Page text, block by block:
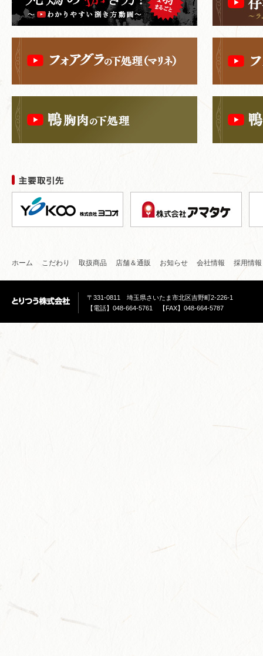
ホーム こだわり 取扱商品 店舗＆通販 お知らせ 会社情報 採用情報
〒331-0811 埼玉県さいたま市北区吉野町2-226-1
【電話】048-664-5761 【FAX】048-664-5787